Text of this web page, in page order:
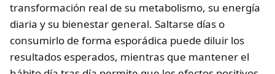
transformación real de su metabolismo, su energía
diaria y su bienestar general. Saltarse días o
consumirlo de forma esporádica puede diluir los
resultados esperados, mientras que mantener el